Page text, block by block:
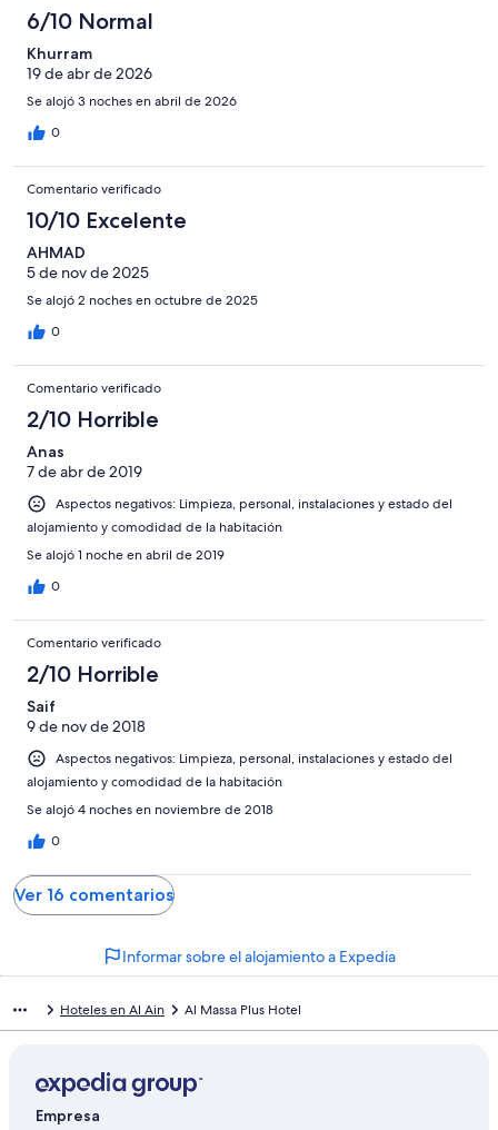
6/10 Normal
Khurram
19 de abr de 2026
Se alojó 3 noches en abril de 2026
0
Comentario verificado
10/10 Excelente
AHMAD
5 de nov de 2025
Se alojó 2 noches en octubre de 2025
0
Comentario verificado
2/10 Horrible
Anas
7 de abr de 2019
Aspectos negativos: Limpieza, personal, instalaciones y estado del
alojamiento y comodidad de la habitación
Se alojó 1 noche en abril de 2019
0
Comentario verificado
2/10 Horrible
Saif
9 de nov de 2018
Aspectos negativos: Limpieza, personal, instalaciones y estado del
alojamiento y comodidad de la habitación
Se alojó 4 noches en noviembre de 2018
0
Ver 16 comentarios
Informar sobre el alojamiento a Expedia
Hoteles en Al Ain Al Massa Plus Hotel
Empresa